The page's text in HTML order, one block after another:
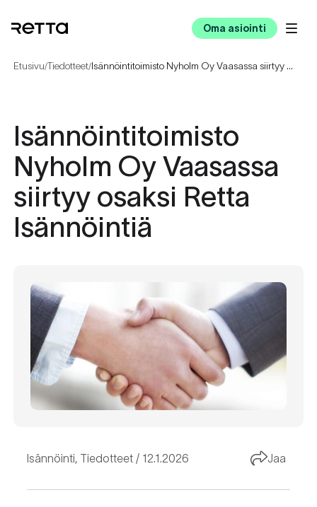
Oma asiointi
Etusivu/Tiedotteet/ Isännöintitoimisto Nyholm Oy Vaasassa siirtyy osaksi Retta Isännöintiä
Isännöintitoimisto
Nyholm Oy Vaasassa
siirtyy osaksi Retta
Isännöintiä
Isännöinti Tiedotteet 12.1.2026 Jaa